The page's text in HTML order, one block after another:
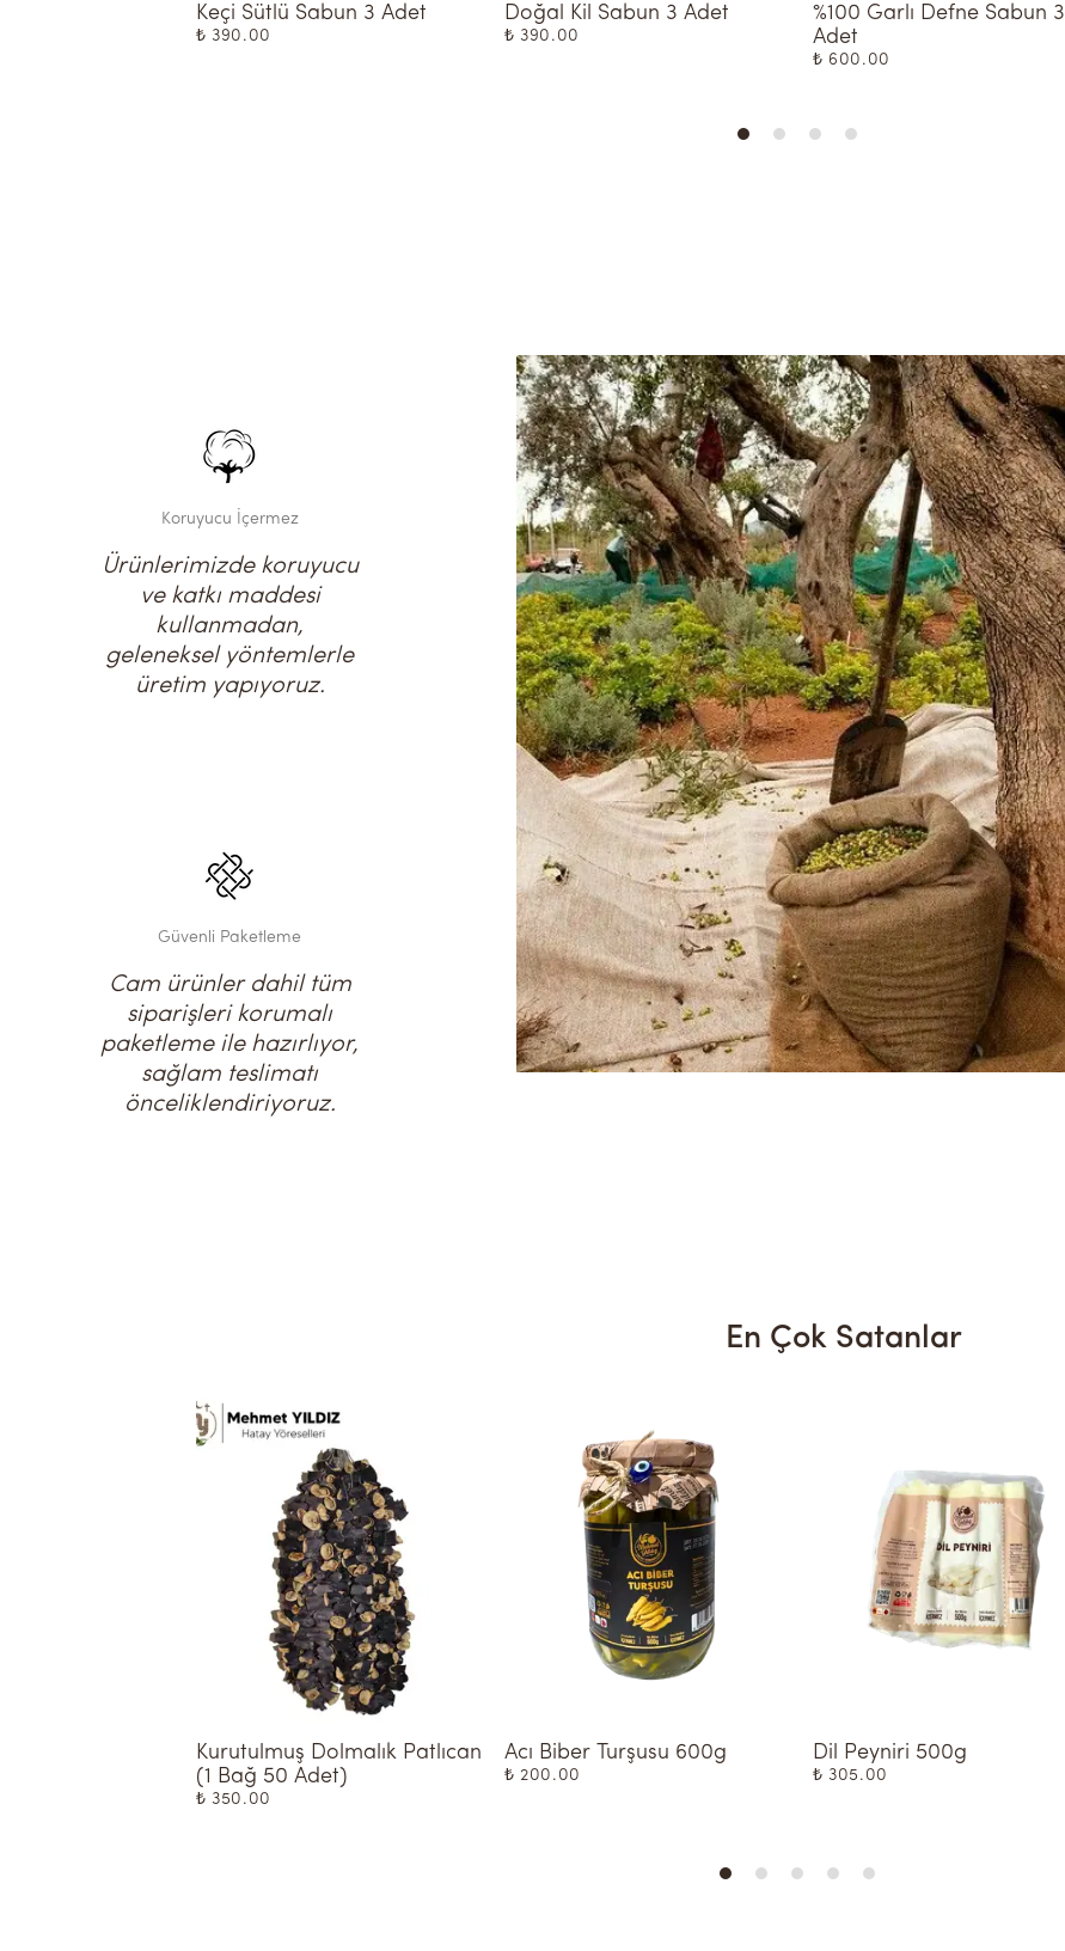
Keçi Sütlü Sabun 3 Adet
₺ 390.00
Doğal Kil Sabun 3 Adet
₺ 390.00
%100 Garlı Defne Sabun 3
Adet
₺ 600.00
Koruyucu İçermez
Ürünlerimizde koruyucu
ve katkı maddesi
kullanmadan,
geleneksel yöntemlerle
üretim yapıyoruz.
Güvenli Paketleme
Cam ürünler dahil tüm
siparişleri korumalı
paketleme ile hazırlıyor,
sağlam teslimatı
önceliklendiriyoruz.
En Çok Satanlar
Kurutulmuş Dolmalık Patlıcan
(1 Bağ 50 Adet)
₺ 350.00
Acı Biber Turşusu 600g
₺ 200.00
Dil Peyniri 500g
₺ 305.00